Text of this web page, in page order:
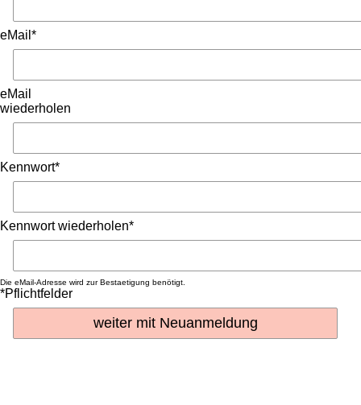
eMail*
eMail
wiederholen
Kennwort*
Kennwort wiederholen*
Die eMail-Adresse wird zur Bestaetigung benötigt.
*Pflichtfelder